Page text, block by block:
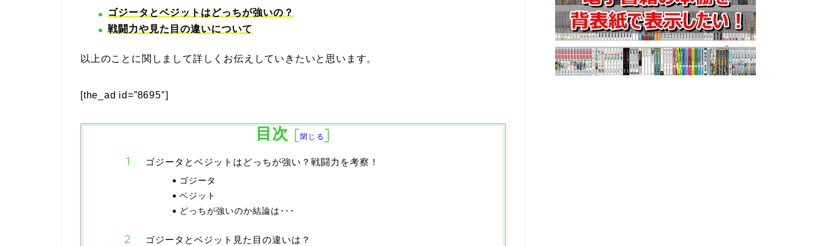
ゴジータとベジットはどっちが強いの？
戦闘力や見た目の違いについて
以上のことに関しまして詳しくお伝えしていきたいと思います。
[the_ad id=”8695″]
目次 [閉じる]
ゴジータとベジットはどっちが強い？戦闘力を考察！
ゴジータ
ベジット
どっちが強いのか結論は･･･
ゴジータとベジット見た目の違いは？